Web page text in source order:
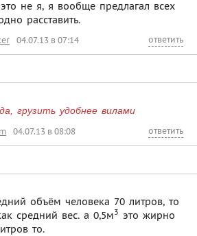
не я, я вообще предлагал всех
расставить.
04.07.13 в 07:14 ответить
грузить удобнее вилами
04.07.13 в 08:08 ответить
объём человека 70 литров, то
средний вес. а 0,5м3
это жирно
то.